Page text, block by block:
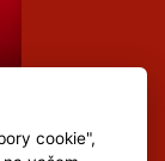
cookie",